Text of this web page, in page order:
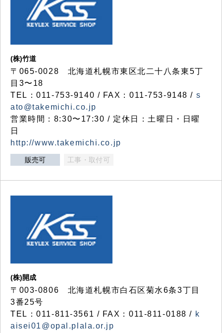
(株)竹道
〒065-0028 北海道札幌市東区北二十八条東5丁
目3〜18
TEL：011-753-9140 / FAX：011-753-9148 / s
ato@takemichi.co.jp
営業時間：8:30〜17:30 / 定休日：土曜日・日曜
日
http://www.takemichi.co.jp
販売可 工事・取付可
(株)開成
〒003-0806 北海道札幌市白石区菊水6条3丁目
3番25号
TEL：011-811-3561 / FAX：011-811-0188 / k
aisei01@opal.plala.or.jp